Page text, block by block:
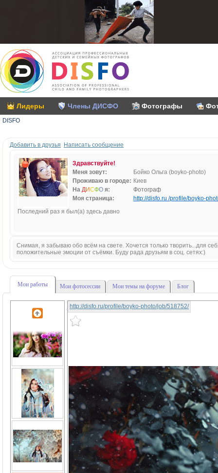
Лидеры Члены ДИСФО Фотографы
DISFO
Добавить в друзья Написать сообщение
Здравствуйте!
Меня зовут:
Бойко Ольга (boyko-photo)
Проживаю в городе: Киев
На ДИСФО я:
Фотограф
Моя страница:
http://disfo.ru /profile/boyko-
Последний раз я был(а) здесь давно
Снимая, я забываю обо всём на свете. Хочется только творить...для
положительные эмоции от съёмки. Буду рада друзьям в соц. сетях:)
Мои работы Мои фотосессии Мои темы на форуме Блог
http://disfo.ru/profile/boyko-photo/job/518752/